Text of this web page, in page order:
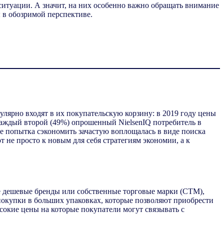
А значит, на них особенно важно обращать внимание
обозримой перспективе.
входят в их покупательскую корзину: в 2019 году цены
второй (49%) опрошенный NielsenIQ потребитель в
сэкономить зачастую воплощалась в виде поиска
не просто к новым для себя стратегиям экономии, а к
дешевые бренды или собственные торговые марки (СТМ),
в больших упаковках, которые позволяют приобрести
цены на которые покупатели могут связывать с